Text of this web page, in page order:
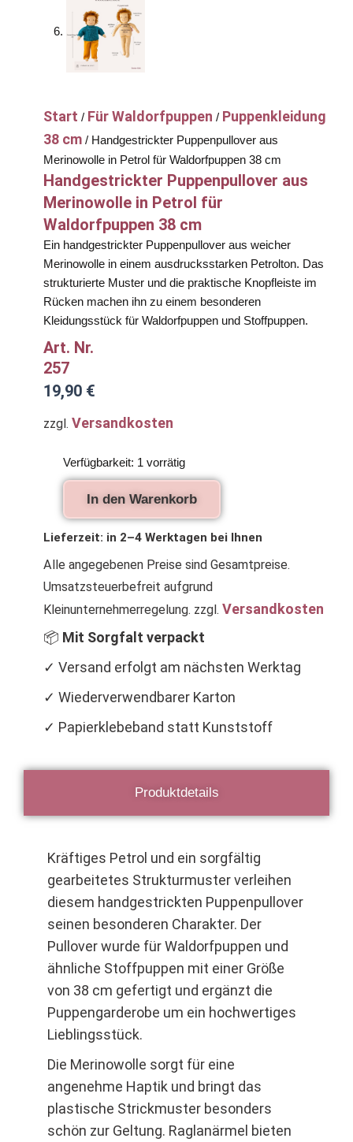
Start / Für Waldorfpuppen / Puppenkleidung
38 cm / Handgestrickter Puppenpullover aus
Merinowolle in Petrol für Waldorfpuppen 38 cm
Handgestrickter Puppenpullover aus
Merinowolle in Petrol für
Waldorfpuppen 38 cm
Ein handgestrickter Puppenpullover aus weicher
Merinowolle in einem ausdrucksstarken Petrolton. Das
strukturierte Muster und die praktische Knopfleiste im
Rücken machen ihn zu einem besonderen
Kleidungsstück für Waldorfpuppen und Stoffpuppen.
Art. Nr.
257
19,90 €
zzgl. Versandkosten
Verfügbarkeit: 1 vorrätig
Handgestrickter
Puppenpullover
aus
Merinowolle
in
Petrol
Waldorfpuppen
38
Menge
In den Warenkorb
Lieferzeit: in 2–4 Werktagen bei Ihnen
Alle angegebenen Preise sind Gesamtpreise.
Umsatzsteuerbefreit aufgrund
Kleinunternehmerregelung. zzgl. Versandkosten
📦 Mit Sorgfalt verpackt
✓ Versand erfolgt am nächsten Werktag
✓ Wiederverwendbarer Karton
✓ Papierklebeband statt Kunststoff
Produktdetails
Kräftiges Petrol und ein sorgfältig
gearbeitetes Strukturmuster verleihen
diesem handgestrickten Puppenpullover
seinen besonderen Charakter. Der
Pullover wurde für Waldorfpuppen und
ähnliche Stoffpuppen mit einer Größe
von 38 cm gefertigt und ergänzt die
Puppengarderobe um ein hochwertiges
Lieblingsstück.
Die Merinowolle sorgt für eine
angenehme Haptik und bringt das
plastische Strickmuster besonders
schön zur Geltung. Raglanärmel bieten